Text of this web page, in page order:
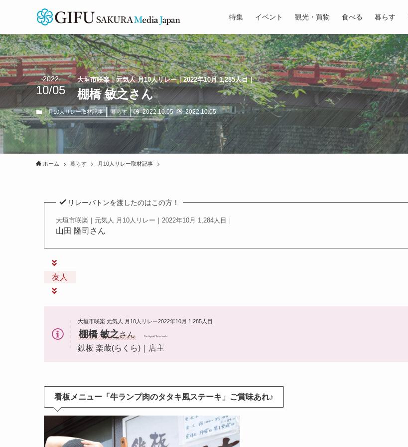
特集 イベント 観光・買物 食べる 暮らす
大垣市咲楽｜元気人 月10人リレー｜2022年10月 1,285人目｜
棚橋 敏之さん
2022
10/05
月10人リレー取材記事 暮らす 2022.10.05 2022.10.05
ホーム 暮らす 月10人リレー取材記事
リレーバトンを渡したのはこの方！
大垣市咲楽｜元気人 月10人リレー｜2022年10月 1,284人目｜
山田 隆司さん
友人
大垣市咲楽 元気人 月10人リレー2022年10月 1,285人目
棚橋 敏之さん Toshiyuki Tanahashi
鉄板 楽蔵(らくら)｜店主
看板メニュー「牛ランプ肉のタタキ風ステーキ」ご賞味あれ♪